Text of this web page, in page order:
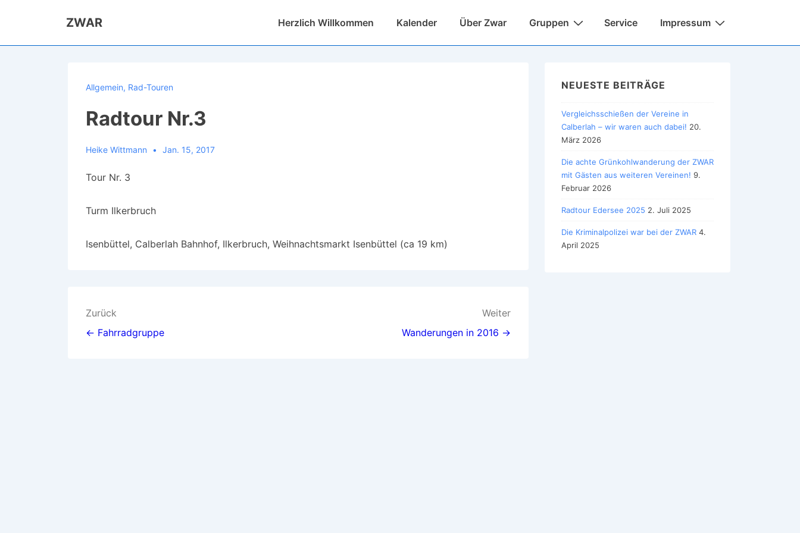
ZWAR Hauptnavigation
Herzlich Willkommen Kalender Über Zwar Gruppen Service Impressum
Allgemein, Rad-Touren
Radtour Nr.3
Heike Wittmann Jan. 15, 2017
Tour Nr. 3
Turm Ilkerbruch
Isenbüttel, Calberlah Bahnhof, Ilkerbruch, Weihnachtsmarkt Isenbüttel (ca 19 km)
Beitragsnavigation
Zurück
← Fahrradgruppe
Weiter
Wanderungen in 2016 →
NEUESTE BEITRÄGE
Vergleichsschießen der Vereine in
Calberlah – wir waren auch dabei! 20.
März 2026
Die achte Grünkohlwanderung der ZWAR
mit Gästen aus weiteren Vereinen! 9.
Februar 2026
Radtour Edersee 2025 2. Juli 2025
Die Kriminalpolizei war bei der ZWAR 4.
April 2025